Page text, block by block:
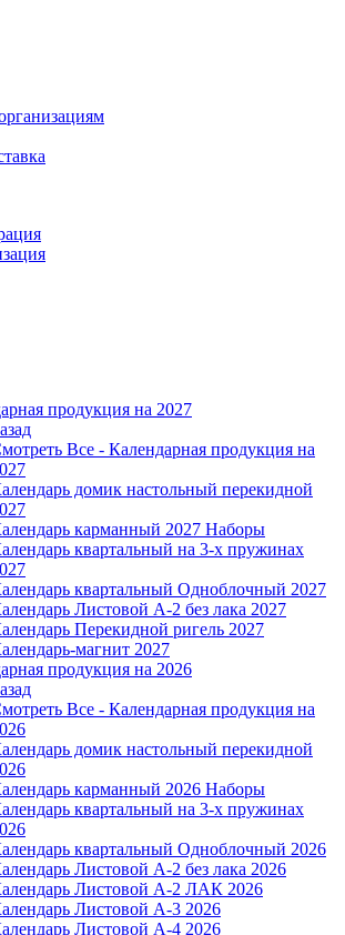
продукция на 2027
Все - Календарная продукция на
домик настольный перекидной
карманный 2027 Наборы
квартальный на 3-х пружинах
квартальный Одноблочный 2027
Листовой А-2 без лака 2027
Перекидной ригель 2027
магнит 2027
продукция на 2026
Все - Календарная продукция на
домик настольный перекидной
карманный 2026 Наборы
квартальный на 3-х пружинах
квартальный Одноблочный 2026
Листовой А-2 без лака 2026
Листовой А-2 ЛАК 2026
Листовой А-3 2026
Листовой А-4 2026